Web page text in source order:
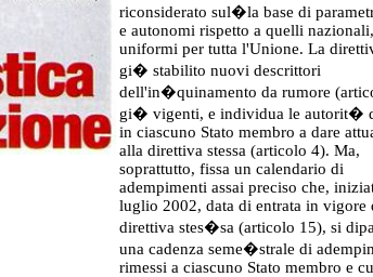
riconsiderato sul�la base di
e autonomi rispetto a quelli nazionali,
uniformi per tutta l'Unione. La
gi� stabilito nuovi descrittori
dell'in�quinamento da rumore
gi� vigenti, e individua le autorit�
in ciascuno Stato membro a dare
alla direttiva stessa (articolo 4). Ma,
soprattutto, fissa un calendario di
adempimenti assai preciso che,
luglio 2002, data di entrata in vigore
direttiva stes�sa (articolo 15), si
una cadenza seme�strale di
rimessi a ciascuno Stato membro e